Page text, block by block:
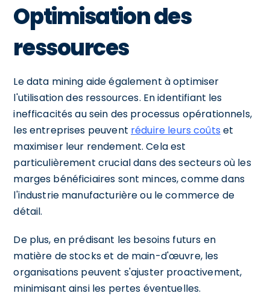
Optimisation des
ressources
Le data mining aide également à optimiser
l'utilisation des ressources. En identifiant les
inefficacités au sein des processus opérationnels,
les entreprises peuvent réduire leurs coûts et
maximiser leur rendement. Cela est
particulièrement crucial dans des secteurs où les
marges bénéficiaires sont minces, comme dans
l'industrie manufacturière ou le commerce de
détail.
De plus, en prédisant les besoins futurs en
matière de stocks et de main-d'œuvre, les
organisations peuvent s'ajuster proactivement,
minimisant ainsi les pertes éventuelles.